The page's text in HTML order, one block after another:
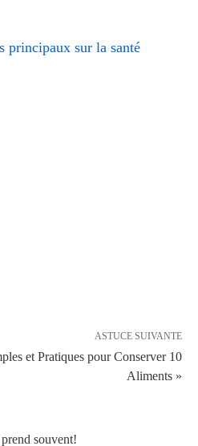
principaux sur la santé
ASTUCE SUIVANTE
et Pratiques pour Conserver 10
Aliments »
souvent!